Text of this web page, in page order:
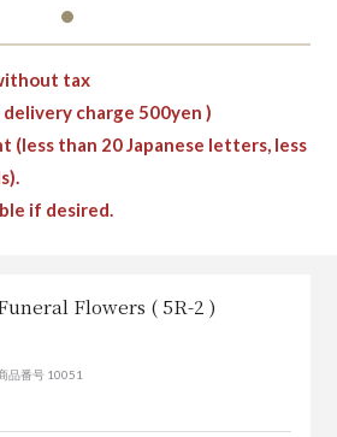
tax
charge 500yen )
(less than 20 Japanese letters, less
if desired.
Flowers ( 5R-2 )
品番号 10051